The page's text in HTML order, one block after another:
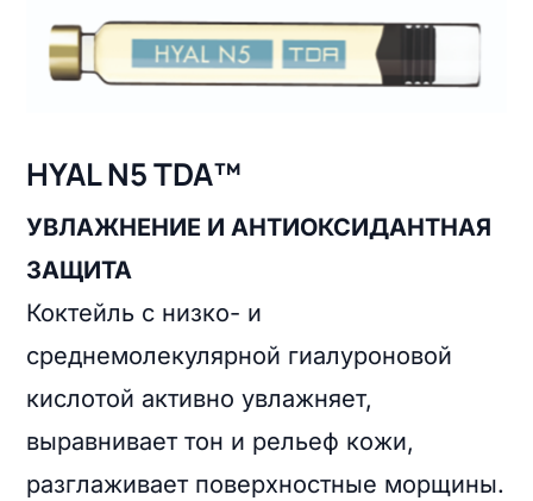
HYAL N5 TDA™
УВЛАЖНЕНИЕ И АНТИОКСИДАНТНАЯ
ЗАЩИТА
Коктейль с низко- и
среднемолекулярной гиалуроновой
кислотой активно увлажняет,
выравнивает тон и рельеф кожи,
разглаживает поверхностные морщины.